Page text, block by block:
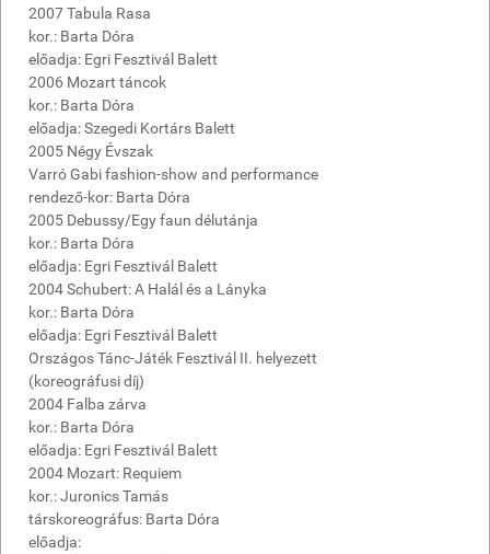
2007 Tabula Rasa
kor.: Barta Dóra
előadja: Egri Fesztivál Balett
2006 Mozart táncok
kor.: Barta Dóra
előadja: Szegedi Kortárs Balett
2005 Négy Évszak
Varró Gabi fashion-show and performance
rendező-kor: Barta Dóra
2005 Debussy/Egy faun délutánja
kor.: Barta Dóra
előadja: Egri Fesztivál Balett
2004 Schubert: A Halál és a Lányka
kor.: Barta Dóra
előadja: Egri Fesztivál Balett
Országos Tánc-Játék Fesztivál II. helyezett
(koreográfusi díj)
2004 Falba zárva
kor.: Barta Dóra
előadja: Egri Fesztivál Balett
2004 Mozart: Requiem
kor.: Juronics Tamás
társkoreográfus: Barta Dóra
előadja: